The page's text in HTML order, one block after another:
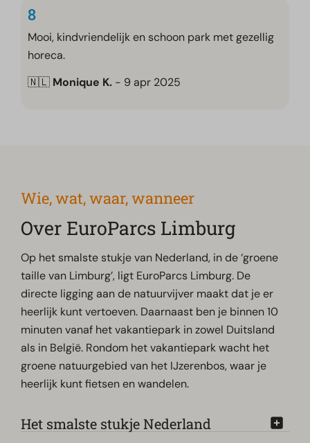
8
Mooi, kindvriendelijk en schoon park met gezellig
horeca.
🇳🇱 Monique K. - 9 apr 2025
Wie, wat, waar, wanneer
Over EuroParcs Limburg
Op het smalste stukje van Nederland, in de ‘groene
taille van Limburg’, ligt EuroParcs Limburg. De
directe ligging aan de natuurvijver maakt dat je er
heerlijk kunt vertoeven. Daarnaast ben je binnen 10
minuten vanaf het vakantiepark in zowel Duitsland
als in België. Rondom het vakantiepark wacht het
groene natuurgebied van het IJzerenbos, waar je
heerlijk kunt fietsen en wandelen.
Het smalste stukje Nederland